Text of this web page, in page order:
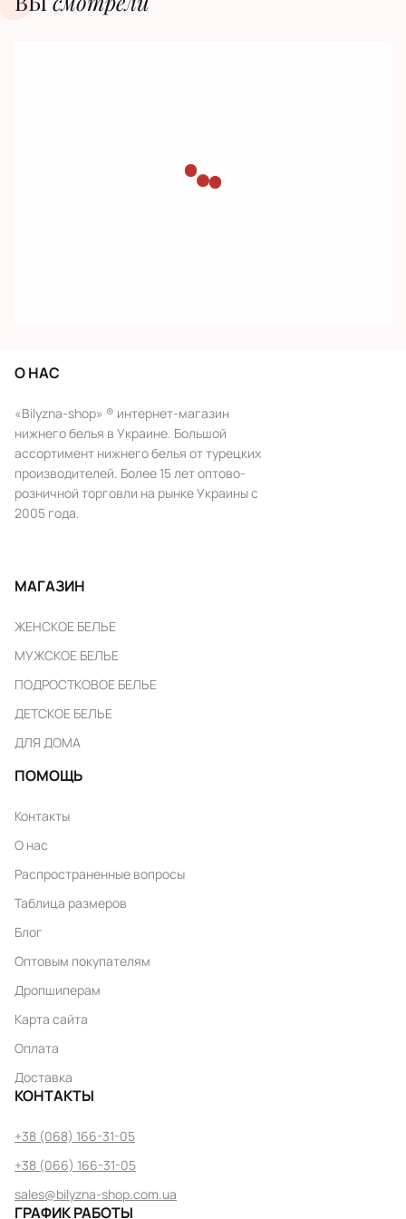
О НАС
«Bilyzna-shop» ® интернет-магазин
нижнего белья в Украине. Большой
ассортимент нижнего белья от турецких
производителей. Более 15 лет оптово-
розничной торговли на рынке Украины с
2005 года.
МАГАЗИН
ЖЕНСКОЕ БЕЛЬЕ
МУЖСКОЕ БЕЛЬЕ
ПОДРОСТКОВОЕ БЕЛЬЕ
ДЕТСКОЕ БЕЛЬЕ
ДЛЯ ДОМА
ПОМОЩЬ
Контакты
О нас
Распространенные вопросы
Таблица размеров
Блог
Оптовым покупателям
Дропшиперам
Карта сайта
Оплата
Доставка
КОНТАКТЫ
+38 (068) 166-31-05
+38 (066) 166-31-05
sales@bilyzna-shop.com.ua
ГРАФИК РАБОТЫ